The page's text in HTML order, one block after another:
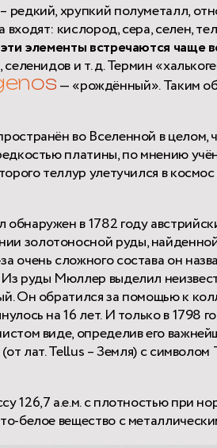
хрупкий полуметалл,
кислород, сера, селен,
элементы встречаются чаще
и т. д. Термин
— «рождённый». Таким
во Вселенной в целом,
платины, по мнению
теллур улетучился в
в 1782 году
золотоносной руды,
очень сложного состава он
руды Мюллер выделил
Он обратился за помощью к
на 16 лет. И только в
виде, определив его
лат. Tellus – Земля) с символом
126,7 а.е.м. с плотностью при
белое вещество с